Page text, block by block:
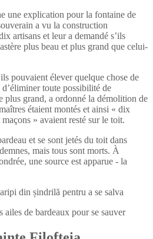
une explication pour la fontaine de
a vu la construction
artisans et leur a demandé s’ils
plus beau et plus grand que celui-
pouvaient élever quelque chose de
toute possibilité de
plus grand, a ordonné la démolition de
étaient montés et ainsi « dix
» avaient resté sur le toit.
et se sont jetés du toit dans
mais tous sont morts. À
une source est apparue - la
ailes de bardeaux pour se sauver